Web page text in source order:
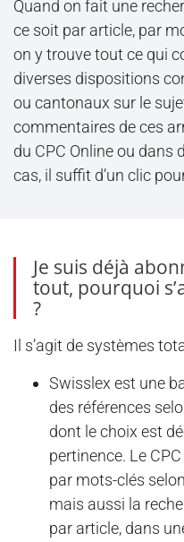
Quand on fait une
ce soit par article, par
on y trouve tout ce qui
diverses dispositions
ou cantonaux sur le
commentaires de ces
du CPC Online ou dans
cas, il suffit d’un clic
Je suis déjà
tout, pourquoi
?
Il s’agit de systèmes
Swisslex est une
des références
dont le choix est
pertinence. Le
par mots-clés
mais aussi la
par article, dans